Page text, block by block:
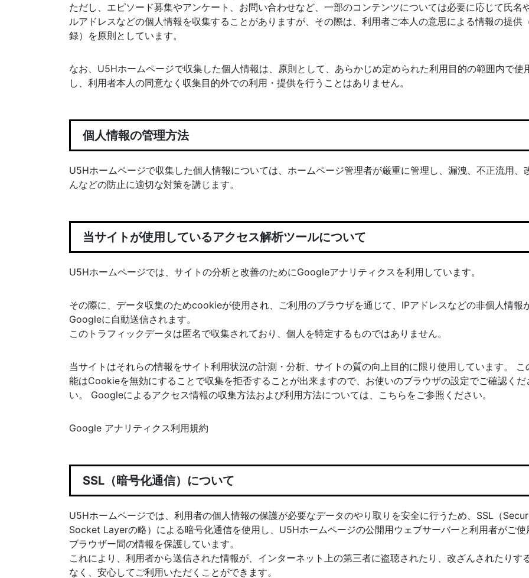
ただし、エピソード募集やアンケート、お問い合わせなど、一部のコンテンツについては必要に応じて氏名
ルアドレスなどの個人情報を収集することがありますが、その際は、利用者ご本人の意思による情報の提供
録）を原則としています。
なお、U5Hホームページで収集した個人情報は、原則として、あらかじめ定められた利用目的の範囲内で使
し、利用者本人の同意なく収集目的外での利用・提供を行うことはありません。
個人情報の管理方法
U5Hホームページで収集した個人情報については、ホームページ管理者が厳重に管理し、漏洩、不正流用、
んなどの防止に適切な対策を講じます。
当サイトが使用しているアクセス解析ツールについて
U5Hホームページでは、サイトの分析と改善のためにGoogleアナリティクスを利用しています。
その際に、データ収集のためcookieが使用され、ご利用のブラウザを通じて、IPアドレスなどの非個人情報
Googleに自動送信されます。
このトラフィックデータは匿名で収集されており、個人を特定するものではありません。
当サイトはそれらの情報をサイト利用状況の計測・分析、サイトの質の向上目的に限り使用しています。 こ
能はCookieを無効にすることで収集を拒否することが出来ますので、お使いのブラウザの設定でご確認くだ
い。 Googleによるアクセス情報の収集方法および利用方法については、こちらをご参照ください。
Google アナリティクス利用規約
SSL（暗号化通信）について
U5Hホームページでは、利用者の個人情報の保護が必要なデータのやり取りを安全に行うため、SSL（
Socket Layerの略）による暗号化通信を使用し、U5Hホームページの公開用ウェブサーバーと利用者がご使
ブラウザー間の情報を保護しています。
これにより、利用者から送信された情報が、インターネット上の第三者に盗聴されたり、改ざんされたりす
なく、安心してご利用いただくことができます。